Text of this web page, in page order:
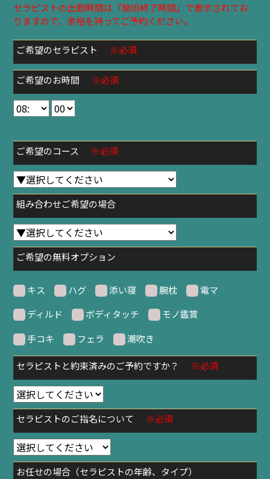
セラピストの出勤時間は『施術終了時間』で表示されてお
りますので、余裕を持ってご予約ください。
ご希望のセラピスト ※必須
ご希望のお時間 ※必須
ご希望のコース ※必須
組み合わせご希望の場合
ご希望の無料オプション
キス ハグ 添い寝 腕枕
電マ
ディルド
ボディタッチ
モノ鑑賞
手コキ
フェラ 潮吹き
セラピストと約束済みのご予約ですか？ ※必須
セラピストのご指名について ※必須
お任せの場合（セラピストの年齢、タイプ）